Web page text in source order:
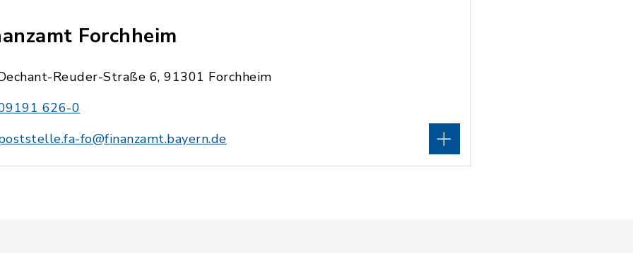
Forchheim
Reuder-Straße 6, 91301 Forchheim
626-0
fo@finanzamt.bayern.de